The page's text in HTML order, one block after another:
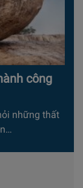
công
những thất